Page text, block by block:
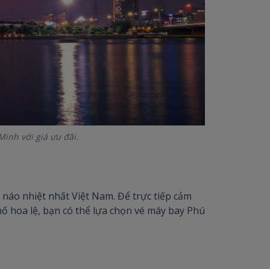
với giá ưu đãi.
nhiệt nhất Việt Nam. Để trực tiếp cảm
lệ, bạn có thể lựa chọn vé máy bay Phú